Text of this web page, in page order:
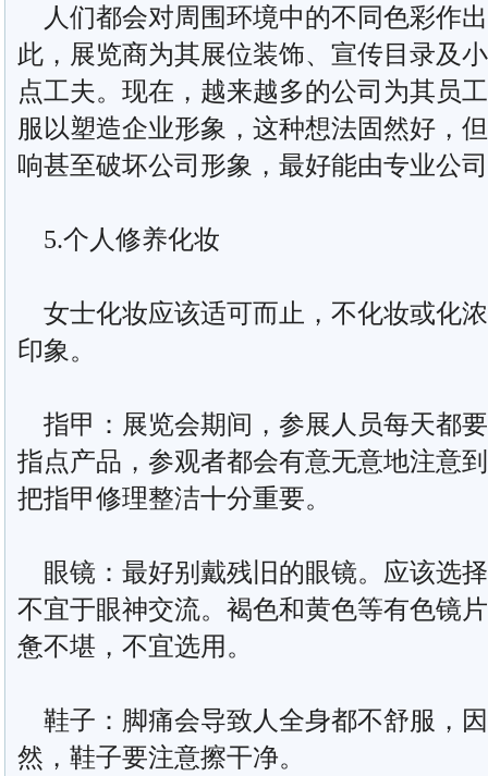
人们都会对周围环境中的不同色彩作
此，展览商为其展位装饰、宣传目录及
点工夫。现在，越来越多的公司为其员
服以塑造企业形象，这种想法固然好，
响甚至破坏公司形象，最好能由专业公
5.个人修养化妆
女士化妆应该适可而止，不化妆或化
印象。
指甲：展览会期间，参展人员每天都
指点产品，参观者都会有意无意地注意
把指甲修理整洁十分重要。
眼镜：最好别戴残旧的眼镜。应该选
不宜于眼神交流。褐色和黄色等有色镜
惫不堪，不宜选用。
鞋子：脚痛会导致人全身都不舒服，
然，鞋子要注意擦干净。